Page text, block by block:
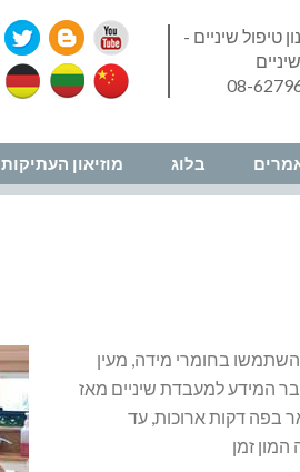
טיפול שיניים -
בלוג מוזיאון העתיקות
בחומרי מידה, מעין
המידע למעבדת שיניים מאז
בפה דקות ארוכות, עד